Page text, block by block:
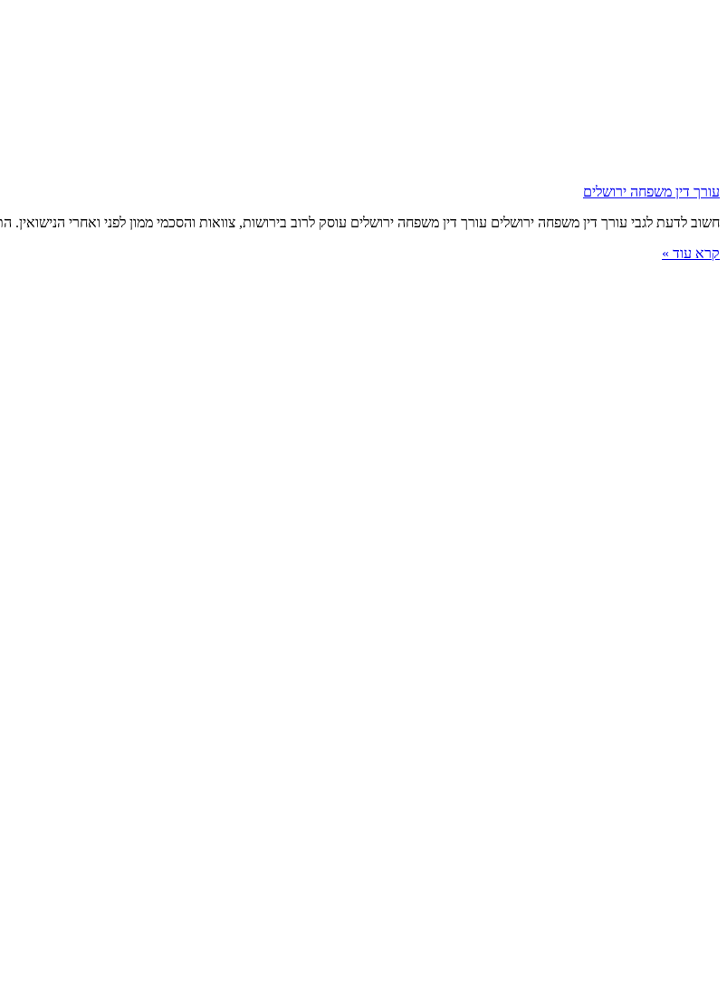
עורך דין משפחה ירושלים
חשוב לדעת לגבי עורך דין משפחה ירושלים עורך דין משפחה ירושלים עוסק לרוב בירושות, צוואות והסכמי ממון לפני ואחרי
קרא עוד »